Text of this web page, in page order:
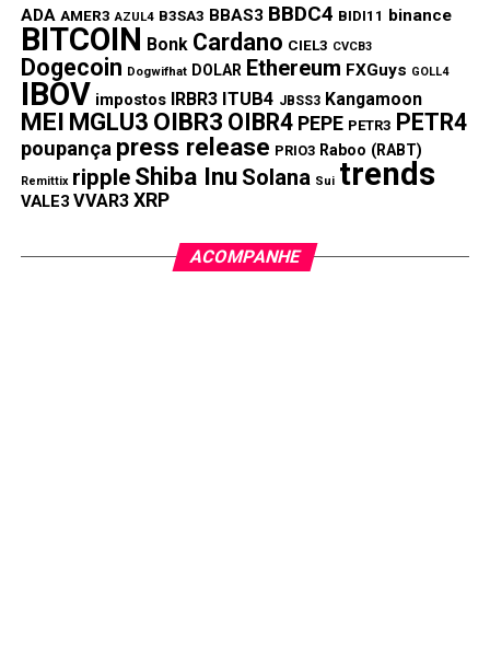
ADA AMER3 AZUL4 B3SA3 BBAS3 BBDC4 BIDI11 binance
BITCOIN Bonk Cardano CIEL3 CVCB3
Dogecoin Dogwifhat DOLAR Ethereum FXGuys GOLL4
IBOV impostos IRBR3 ITUB4 JBSS3 Kangamoon
MEI MGLU3 OIBR3 OIBR4 PEPE PETR3 PETR4
poupança press release PRIO3 Raboo (RABT)
Remittix ripple Shiba Inu Solana Sui trends
VALE3 VVAR3 XRP
ACOMPANHE